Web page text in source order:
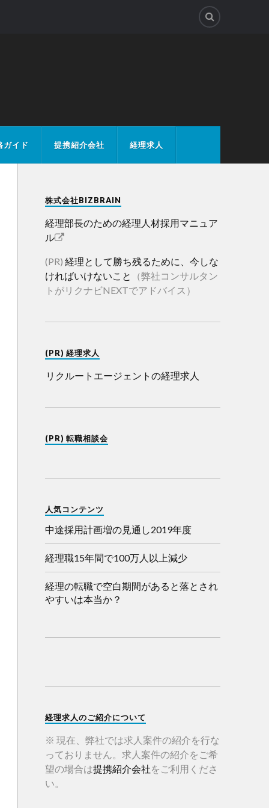
ガイド 提携紹介会社 経理求人
株式会社BIZBRAIN
経理部長のための経理人材採用マニュア
ル
(PR) 経理として勝ち残るために、今しな
ければいけないこと
（弊社コンサルタン
トがリクナビNEXTでアドバイス）
(PR) 経理求人
リクルートエージェントの経理求人
(PR) 転職相談会
人気コンテンツ
中途採用計画増の見通し2019年度
経理職15年間で100万人以上減少
経理の転職で空白期間があると落とされ
やすいは本当か？
経理求人のご紹介について
※ 現在、弊社では求人案件の紹介を行な
っておりません。求人案件の紹介をご希
望の場合は提携紹介会社をご利用くださ
い。